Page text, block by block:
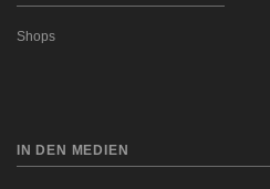
Shops
IN DEN MEDIEN